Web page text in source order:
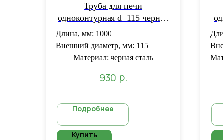
Труба для печи
одноконтурная d=115 черная
сталь толщиной 1 мм L=1 м
Длина, мм: 1000
Внешний диаметр, мм: 115
Материал: черная сталь
930 р.
Подробнее
Купить